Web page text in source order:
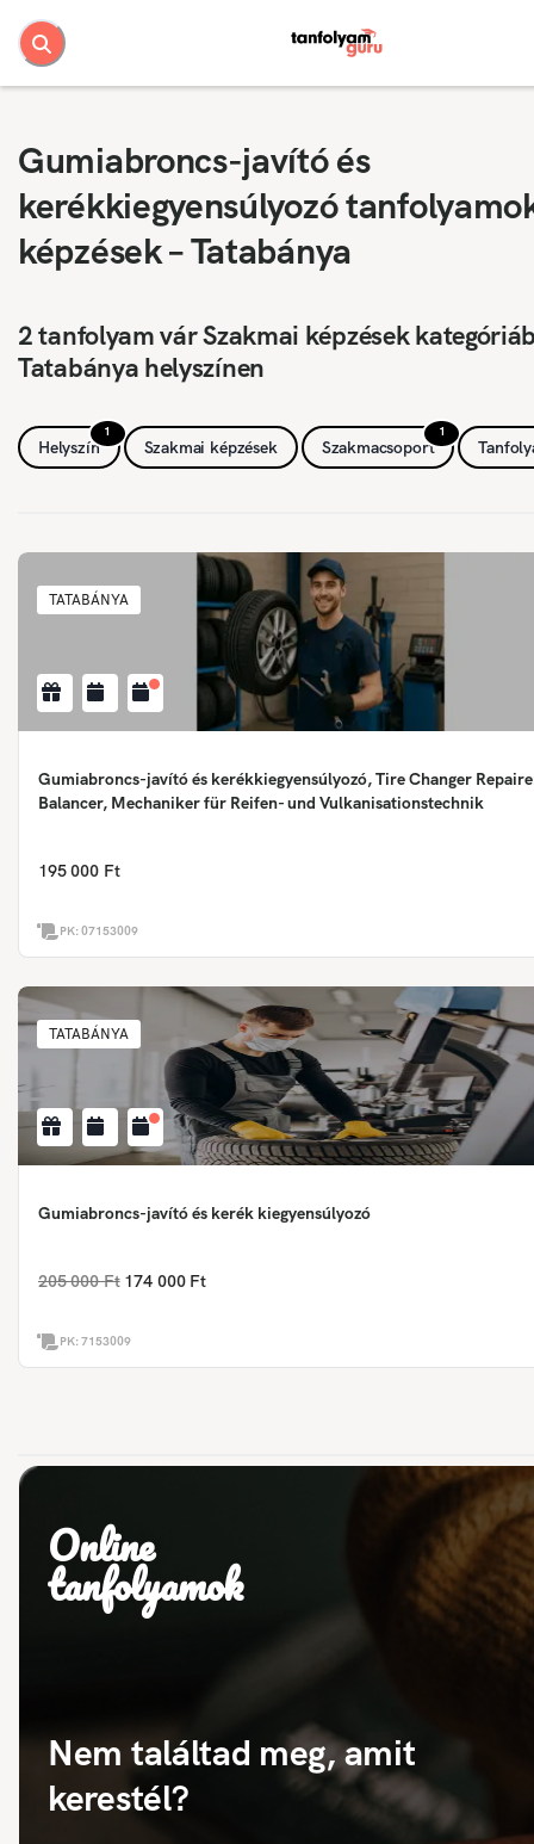
Gumiabroncs-javító és
kerékkiegyensúlyozó
képzések – Tatabánya
2 tanfolyam vár Szakmai képzések
Tatabánya helyszínen
1
Helyszín Szakmai képzések
1
Szakmacsoport
TATABÁNYA
Gumiabroncs-javító és kerékkiegyensúlyozó, Tire Changer
Balancer, Mechaniker für Reifen- und Vulkanisationstechnik
195 000 Ft
PK:07153009
TATABÁNYA
Gumiabroncs-javító és kerék kiegyensúlyozó
205 000 Ft 174 000 Ft
PK:7153009
Online
tanfolyamok
Nem találtad meg, amit
kerestél?